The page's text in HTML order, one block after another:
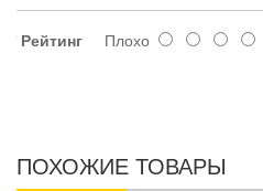
Рейтинг Плохо
ПОХОЖИЕ ТОВАРЫ